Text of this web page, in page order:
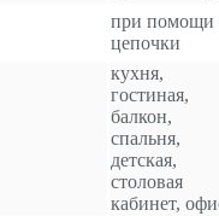
при помощи
цепочки
кухня,
гостиная,
балкон,
спальня,
детская,
столовая
кабинет,